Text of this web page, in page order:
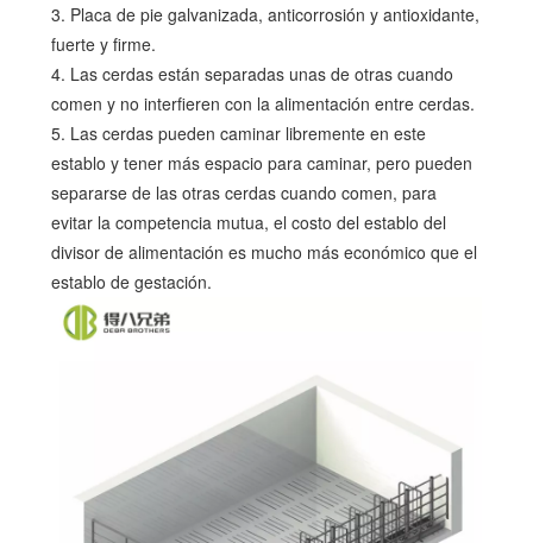
3. Placa de pie galvanizada, anticorrosión y antioxidante,
fuerte y firme.
4. Las cerdas están separadas unas de otras cuando
comen y no interfieren con la alimentación entre cerdas.
5. Las cerdas pueden caminar libremente en este
establo y tener más espacio para caminar, pero pueden
separarse de las otras cerdas cuando comen, para
evitar la competencia mutua, el costo del establo del
divisor de alimentación es mucho más económico que el
establo de gestación.